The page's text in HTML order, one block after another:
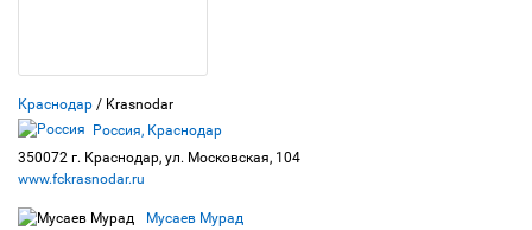
Краснодар / Krasnodar
Россия, Краснодар
350072 г. Краснодар, ул. Московская, 104
www.fckrasnodar.ru
Мусаев Мурад